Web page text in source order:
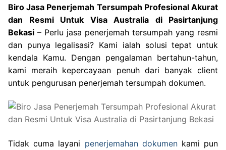
Biro Jasa Penerjemah Tersumpah Profesional Akurat
dan Resmi Untuk Visa Australia di Pasirtanjung
Bekasi – Perlu jasa penerjemah tersumpah yang resmi
dan punya legalisasi? Kami ialah solusi tepat untuk
kendala Kamu. Dengan pengalaman bertahun-tahun,
kami meraih kepercayaan penuh dari banyak client
untuk pengurusan penerjemah tersumpah dokumen.
Tidak cuma layani penerjemahan dokumenkami pun